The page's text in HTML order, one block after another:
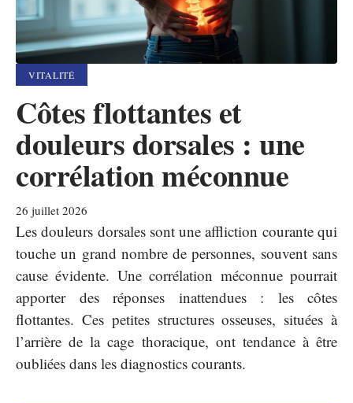
VITALITÉ
Côtes flottantes et
douleurs dorsales : une
corrélation méconnue
26 juillet 2026
Les douleurs dorsales sont une affliction courante qui
touche un grand nombre de personnes, souvent sans
cause évidente. Une corrélation méconnue pourrait
apporter des réponses inattendues : les côtes
flottantes. Ces petites structures osseuses, situées à
l’arrière de la cage thoracique, ont tendance à être
oubliées dans les diagnostics courants.